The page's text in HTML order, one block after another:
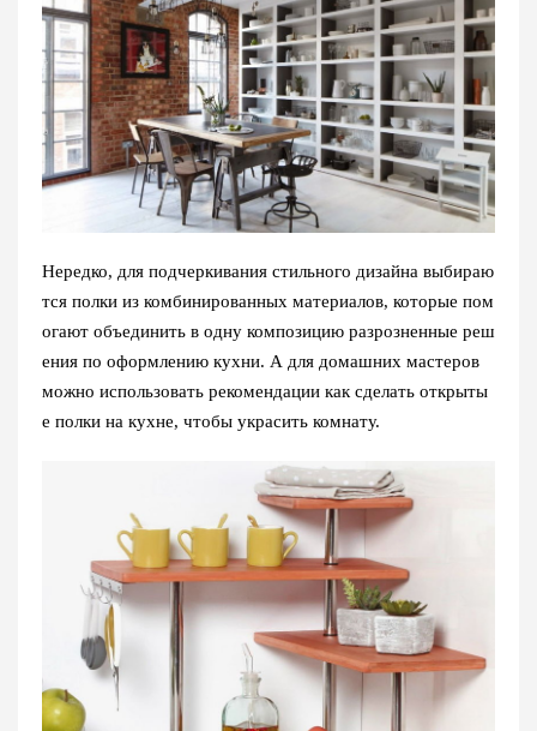
Нередко, для подчеркивания стильного дизайна выбираю
тся полки из комбинированных материалов, которые пом
огают объединить в одну композицию разрозненные реш
ения по оформлению кухни. А для домашних мастеров
можно использовать рекомендации как сделать открыты
е полки на кухне, чтобы украсить комнату.